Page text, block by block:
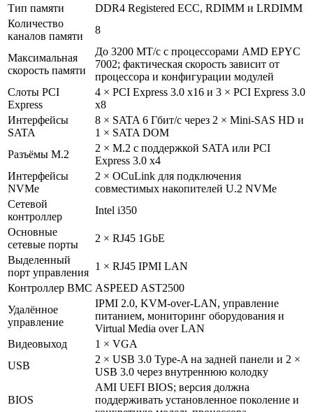
Тип памяти
DDR4 Registered ECC, RDIMM и LRDIMM
Количество
каналов памяти
8
Максимальная
скорость памяти
До 3200 МТ/с с процессорами AMD EPYC
7002; фактическая скорость зависит от
процессора и конфигурации модулей
Слоты PCI
Express
4 × PCI Express 3.0 x16 и 3 × PCI Express 3.0
x8
Интерфейсы
SATA
8 × SATA 6 Гбит/с через 2 × Mini-SAS HD и
1 × SATA DOM
Разъёмы M.2
2 × M.2 с поддержкой SATA или PCI
Express 3.0 x4
Интерфейсы
NVMe
2 × OCuLink для подключения
совместимых накопителей U.2 NVMe
Сетевой
контроллер
Intel i350
Основные
сетевые порты
2 × RJ45 1GbE
Выделенный
порт управления
1 × RJ45 IPMI LAN
Контроллер BMC ASPEED AST2500
Удалённое
управление
IPMI 2.0, KVM-over-LAN, управление
питанием, мониторинг оборудования и
Virtual Media over LAN
Видеовыход
1 × VGA
USB
2 × USB 3.0 Type-A на задней панели и 2 ×
USB 3.0 через внутреннюю колодку
BIOS
AMI UEFI BIOS; версия должна
поддерживать установленное поколение и